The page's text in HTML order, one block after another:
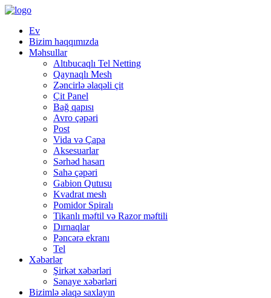
Ev
Bizim haqqımızda
Məhsullar
Altıbucaqlı Tel Netting
Qaynaqlı Mesh
Zəncirlə əlaqəli çit
Çit Panel
Bağ qapısı
Avro çəpəri
Post
Vida və Çapa
Aksesuarlar
Sərhəd hasarı
Sahə çəpəri
Gabion Qutusu
Kvadrat mesh
Pomidor Spiralı
Tikanlı məftil və Razor məftili
Dırnaqlar
Pəncərə ekranı
Tel
Xəbərlər
Şirkət xəbərləri
Sənaye xəbərləri
Bizimlə əlaqə saxlayın